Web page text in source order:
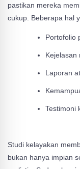
pastikan mereka
cukup. Beberapa hal
Portofolio
Kejelasan
Laporan
Testimoni
Studi kelayakan
bukan hanya impian